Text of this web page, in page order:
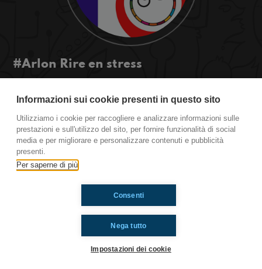
#Arlon Rire en stress
mais aussi pour vous parler d'une situation qui
#ToiAussi www.radioimmaginaria.it
Ti è piaciuto? Condividilo!
Informazioni sui cookie presenti in questo sito
Utilizziamo i cookie per raccogliere e analizzare informazioni sulle
prestazioni e sull'utilizzo del sito, per fornire funzionalità di social
media e per migliorare e personalizzare contenuti e pubblicità
presenti.
Per saperne di più
Nega tutto
Consenti
Impostazioni dei cookie